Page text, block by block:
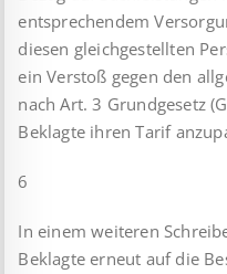
entsprechendem
diesen gleichgestellten
ein Verstoß gegen den
nach Art. 3 Grundgesetz
Beklagte ihren Tarif
6
In einem weiteren
Beklagte erneut auf die